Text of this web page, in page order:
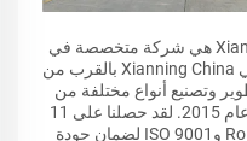
شركة Xianning TYI Model Technology هي شركة متخصصة في
توريد الطائرات بدون طيار الزراعية في Xianning China بالقرب من
وتصنيع أنواع مختلفة من
الطائرات بدون طيار والملحقات منذ عام 2015. لقد حصلنا على 11
براءة اختراع وشهادات مثل CE وRoHS وISO 9001 لضمان جودة